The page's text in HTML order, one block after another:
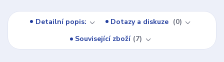
Detailní popis: Dotazy a diskuze
0
Související zboží 7